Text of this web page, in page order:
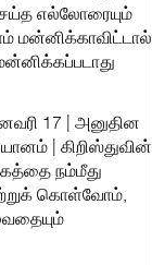
எல்லோரையும்
மன்னிக்காவிட்டால்
17 | அனுதின
| கிறிஸ்துவின்
நம்மீது
கொள்வோம்,